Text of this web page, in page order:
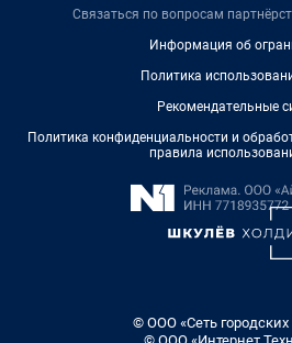
Связаться по вопросам
Информация об
Политика
Рекомендательные
Политика конфиденциальности и
правила
© ООО «Сеть городских